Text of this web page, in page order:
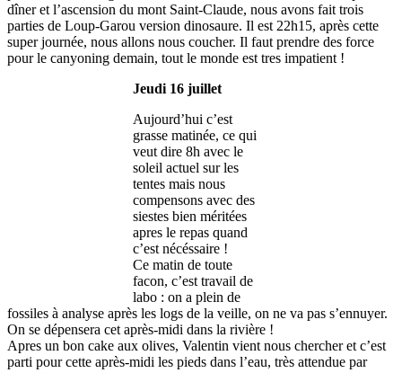
dîner et l’ascension du mont Saint-Claude, nous avons fait trois
parties de Loup-Garou version dinosaure. Il est 22h15, après cette
super journée, nous allons nous coucher. Il faut prendre des force
pour le canyoning demain, tout le monde est tres impatient !
Jeudi 16 juillet
Aujourd’hui c’est
grasse matinée, ce qui
veut dire 8h avec le
soleil actuel sur les
tentes mais nous
compensons avec des
siestes bien méritées
apres le repas quand
c’est nécéssaire !
Ce matin de toute
facon, c’est travail de
labo : on a plein de
fossiles à analyse après les logs de la veille, on ne va pas s’ennuyer.
On se dépensera cet après-midi dans la rivière !
Apres un bon cake aux olives, Valentin vient nous chercher et c’est
parti pour cette après-midi les pieds dans l’eau, très attendue par